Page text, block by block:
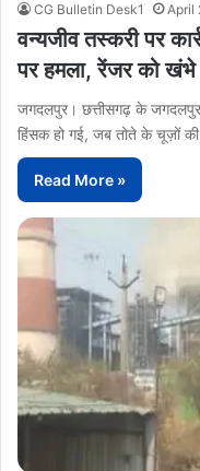
CG Bulletin Desk1 April
वन्यजीव तस्करी पर
पर हमला, रेंजर को
जगदलपुर। छत्तीसगढ़ के जगदलपुर
हिंसक हो गई, जब तोते के चूज़ों
Read More »